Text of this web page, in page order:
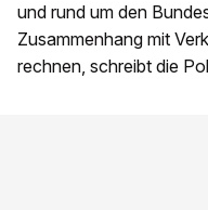
und rund um den
Zusammenhang mit
rechnen, schreibt die